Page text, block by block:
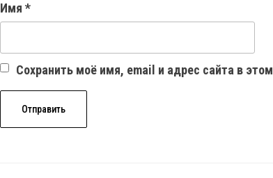
Имя *
Сохранить моё имя, email и адрес сайта в